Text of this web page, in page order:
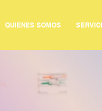
QUIENES SOMOS